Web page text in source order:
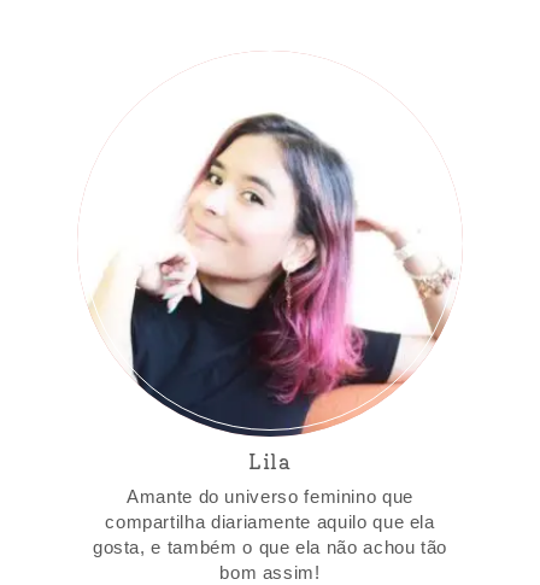
Lila
Amante do universo feminino que
compartilha diariamente aquilo que ela
gosta, e também o que ela não achou tão
bom assim!